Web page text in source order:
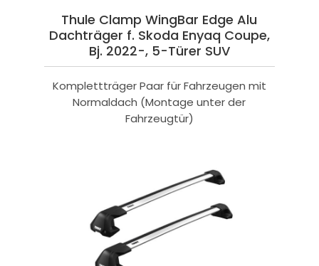
Thule Clamp WingBar Edge Alu
Dachträger f. Skoda Enyaq Coupe,
Bj. 2022-, 5-Türer SUV
Komplettträger Paar für Fahrzeugen mit
Normaldach (Montage unter der
Fahrzeugtür)